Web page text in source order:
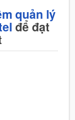
quản lý
để đạt